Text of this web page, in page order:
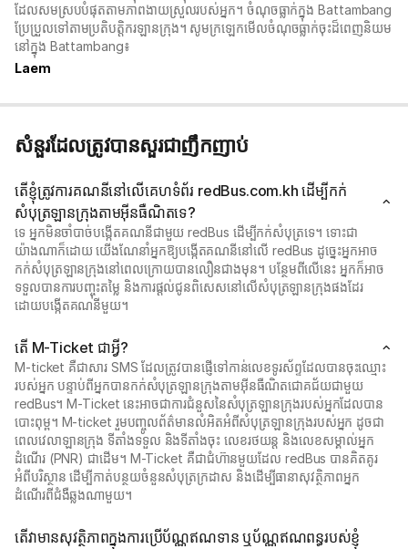
ដែលសមស្របបំផុតតាមភាពងាយស្រួលរបស់អ្នក។ ចំណុចធ្លាក់ក្នុង Battambang
ប្រែប្រួលទៅតាមប្រតិបត្តិករឡានក្រុង។ សូមក្រឡេកមើលចំណុចធ្លាក់ចុះដ៏ពេញនិយម
នៅក្នុង Battambang៖
Laem
សំនួរដែលត្រូវបានសួរជាញឹកញាប់
តើខ្ញុំត្រូវការគណនីនៅលើគេហទំព័រ redBus.com.kh ដើម្បីកក់
សំបុត្រឡានក្រុងតាមអ៊ីនធឺណិតទេ?
ទេ អ្នកមិនចាំបាច់បង្កើតគណនីជាមួយ redBus ដើម្បីកក់សំបុត្រទេ។ ទោះជា
យ៉ាងណាក៏ដោយ យើងណែនាំអ្នកឱ្យបង្កើតគណនីនៅលើ redBus ដូច្នេះអ្នកអាច
កក់សំបុត្រឡានក្រុងនៅពេលក្រោយបានលឿនជាងមុន។ បន្ថែមពីលើនេះ អ្នកក៏អាច
ទទួលបានការបញ្ចុះតម្លៃ និងការផ្តល់ជូនពិសេសនៅលើសំបុត្រឡានក្រុងផងដែរ
ដោយបង្កើតគណនីមួយ។
តើ M-Ticket ជាអ្វី?
M-ticket គឺជាសារ SMS ដែលត្រូវបានផ្ញើទៅកាន់លេខទូរស័ព្ទដែលបានចុះឈ្មោះ
របស់អ្នក បន្ទាប់ពីអ្នកបានកក់សំបុត្រឡានក្រុងតាមអ៊ីនធឺណិតជោគជ័យជាមួយ
redBus។ M-Ticket នេះអាចជាការជំនួសនៃសំបុត្រឡានក្រុងរបស់អ្នកដែលបាន
បោះពុម្ព។ M-ticket រួមបញ្ចូលព័ត៌មានលំអិតអំពីសំបុត្រឡានក្រុងរបស់អ្នក ដូចជា
ពេលវេលាឡានក្រុង ទីតាំងទទួល និងទីតាំងចុះ លេខរថយន្ត និងលេខសម្គាល់អ្នក
ដំណើរ (PNR) ជាដើម។ M-Ticket គឺជាជំហ៊ានមួយដែល redBus បានគិតគូរ
អំពីបរិស្ថាន ដើម្បីកាត់បន្ថយចំនួនសំបុត្រក្រដាស និងដើម្បីធានាសុវត្ថិភាពអ្នក
ដំណើរពីជំងឺឆ្លងណាមួយ។
តើវាមានសុវត្ថិភាពក្នុងការប្រើប័ណ្ណឥណទាន ឬប័ណ្ណឥណពន្ធរបស់ខ្ញុំ